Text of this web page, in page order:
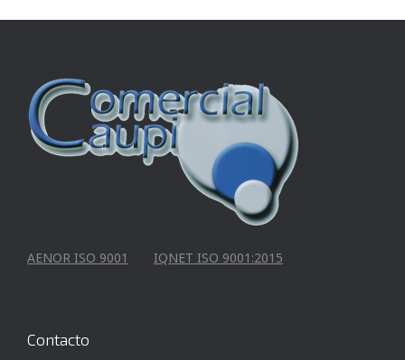
AENOR ISO 9001 IQNET ISO 9001:2015
Contacto